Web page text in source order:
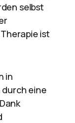
selbst
ist
in
eine